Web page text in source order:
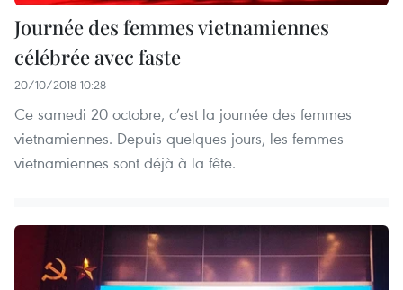
Journée des femmes vietnamiennes
célébrée avec faste
20/10/2018 10:28
Ce samedi 20 octobre, c’est la journée des femmes
vietnamiennes. Depuis quelques jours, les femmes
vietnamiennes sont déjà à la fête.